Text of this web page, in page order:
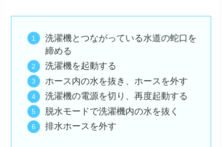
洗濯機とつながっている水道の蛇口を
締める
洗濯機を起動する
ホース内の水を抜き、ホースを外す
洗濯機の電源を切り、再度起動する
脱水モードで洗濯機内の水を抜く
排水ホースを外す